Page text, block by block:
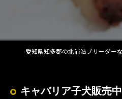
キャバリア子犬販売中